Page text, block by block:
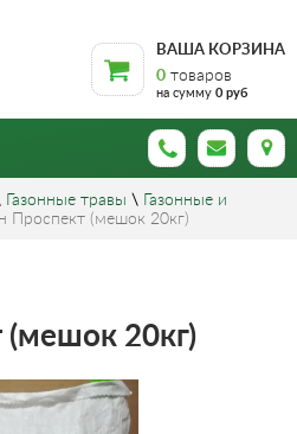
ВАША КОРЗИНА
0 товаров
на сумму 0 руб
Газонные травы \
Газонные и
Проспект (мешок 20кг)
(мешок 20кг)